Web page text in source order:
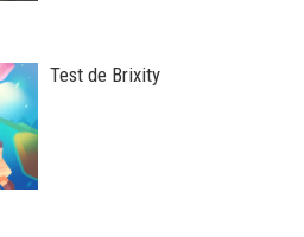
Test de Brixity